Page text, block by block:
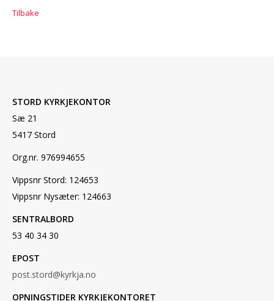
Tilbake
STORD KYRKJEKONTOR
Sæ 21
5417 Stord
Org.nr. 976994655
Vippsnr Stord: 124653
Vippsnr Nysæter: 124663
SENTRALBORD
53 40 34 30
EPOST
post.stord@kyrkja.no
OPNINGSTIDER KYRKJEKONTORET